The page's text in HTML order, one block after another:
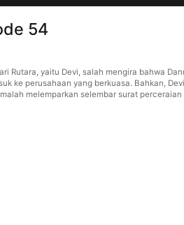
54
Rutara, yaitu Devi, salah mengira bahwa
ke perusahaan yang berkuasa. Bahkan,
melemparkan selembar surat